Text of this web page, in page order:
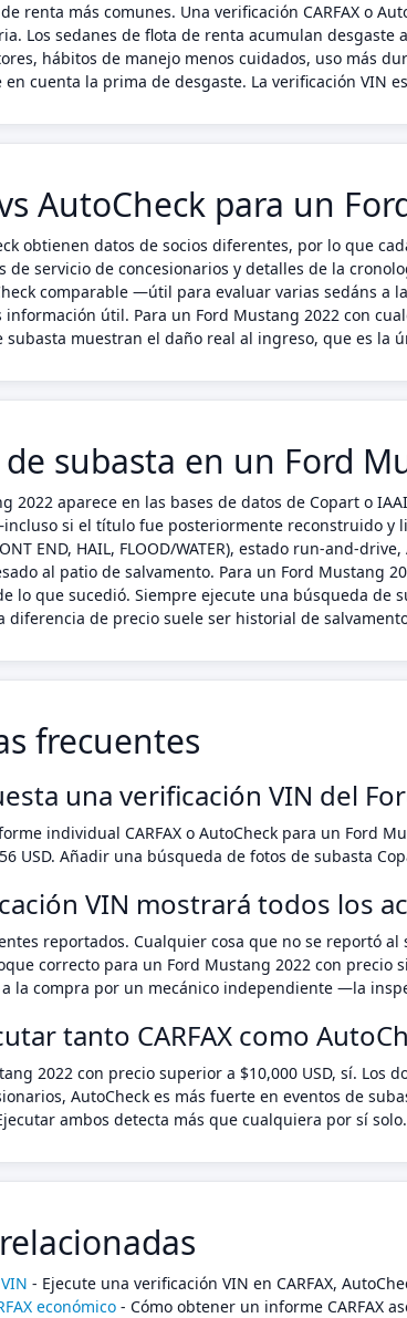
renta más comunes. Una verificación CARFAX o
Los sedanes de flota de renta acumulan
hábitos de manejo menos cuidados, uso más
cuenta la prima de desgaste. La verificación VIN
vs AutoCheck para un
obtienen datos de socios diferentes, por lo que
de servicio de concesionarios y detalles de la
comparable —útil para evaluar varias sedáns a
información útil. Para un Ford Mustang 2022 con
muestran el daño real al ingreso, que es la
subasta en un Ford
2022 aparece en las bases de datos de Copart o
si el título fue posteriormente reconstruido y
END, HAIL, FLOOD/WATER), estado run-and-
al patio de salvamento. Para un Ford Mustang
lo que sucedió. Siempre ejecute una búsqueda
diferencia de precio suele ser historial de
frecuentes
una verificación VIN del
individual CARFAX o AutoCheck para un Ford
USD. Añadir una búsqueda de fotos de subasta
VIN mostrará todos los
reportados. Cualquier cosa que no se reportó
correcto para un Ford Mustang 2022 con
la compra por un mecánico independiente —la
tanto CARFAX como
2022 con precio superior a $10,000 USD, sí.
AutoCheck es más fuerte en eventos de
ambos detecta más que cualquiera por sí solo.
- Ejecute una verificación VIN en CARFAX,
económico - Cómo obtener un informe CARFAX